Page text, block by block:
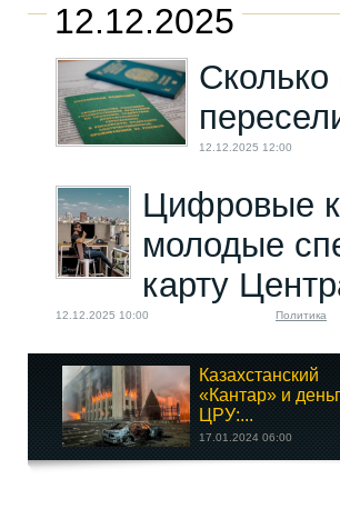
12.12.2025
Сколько
12.12.2025 12:00
Цифровые
молодые
карту
12.12.2025 10:00 Политика
Казахстанский
«Кантар» и
ЦРУ:...
17.01.2024 06:00